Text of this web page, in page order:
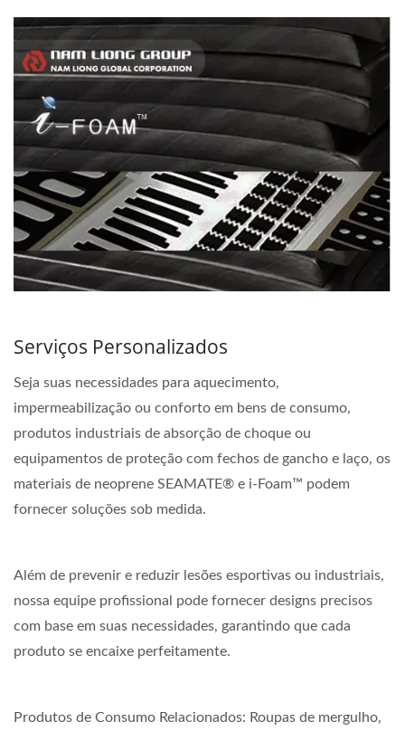
Serviços Personalizados
Seja suas necessidades para aquecimento,
impermeabilização ou conforto em bens de consumo,
produtos industriais de absorção de choque ou
equipamentos de proteção com fechos de gancho e laço, os
materiais de neoprene SEAMATE® e i-Foam™ podem
fornecer soluções sob medida.
Além de prevenir e reduzir lesões esportivas ou industriais,
nossa equipe profissional pode fornecer designs precisos
com base em suas necessidades, garantindo que cada
produto se encaixe perfeitamente.
Produtos de Consumo Relacionados: Roupas de mergulho,